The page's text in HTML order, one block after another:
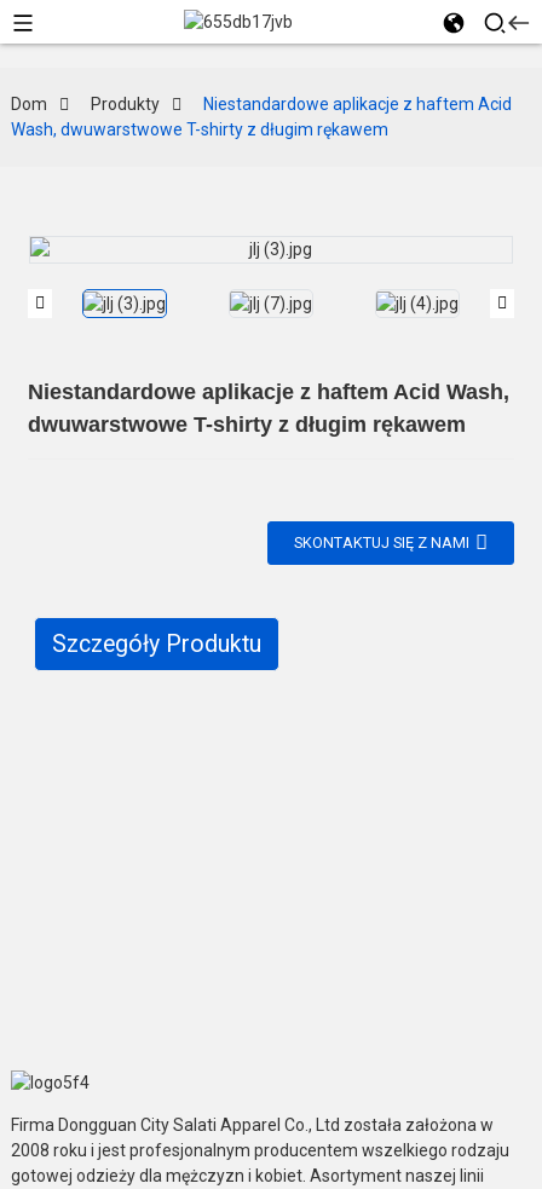
Dom Produkty
Niestandardowe aplikacje z haftem Acid
Wash, dwuwarstwowe T-shirty z długim rękawem
Niestandardowe aplikacje z haftem Acid Wash,
dwuwarstwowe T-shirty z długim rękawem
SKONTAKTUJ SIĘ Z NAMI
Szczegóły Produktu
Firma Dongguan City Salati Apparel Co., Ltd została założona w
2008 roku i jest profesjonalnym producentem wszelkiego rodzaju
gotowej odzieży dla mężczyzn i kobiet. Asortyment naszej linii